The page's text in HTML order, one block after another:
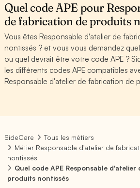
Quel code APE pour
de fabrication de produits
Vous êtes Responsable d'atelier de
nontissés ? et vous vous demandez
ou quel devrait être votre code APE ?
les différents codes APE compatibles
Responsable d'atelier de fabrication de
SideCare
Tous les métiers
Métier Responsable d'atelier de
nontissés
Quel code APE Responsable
produits nontissés